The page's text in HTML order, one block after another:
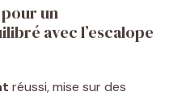
un
avec l’escalope
réussi, mise sur des